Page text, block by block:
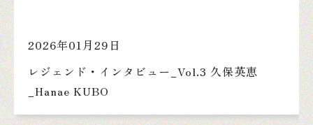
2026年01月29日
レジェンド・インタビュー_Vol.3 久保英恵
_Hanae KUBO